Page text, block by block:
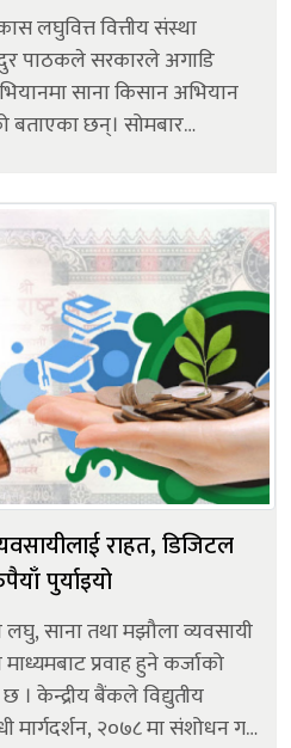
लघुवित्त वित्तीय संस्था
पाठकले सरकारले अगाडि
साना किसान अभियान
छन्। सोमबार
राहत, डिजिटल
पुर्याइयो
लघु, साना तथा मझौला व्यवसायी
प्रवाह हुने कर्जाको
। केन्द्रीय बैंकले विद्युतीय
मार्गदर्शन, २०७८ मा संशोधन गर्दै